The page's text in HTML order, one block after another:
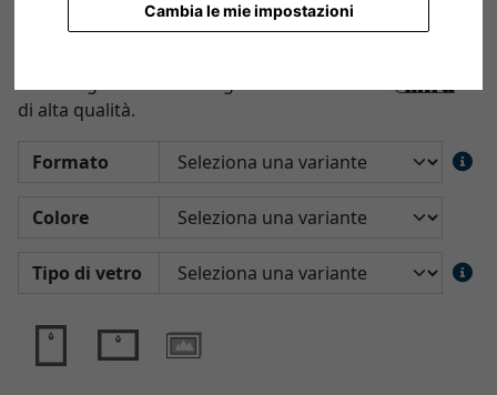
Cambia le mie impostazioni
di alta qualità.
Formato
Colore
Tipo di vetro